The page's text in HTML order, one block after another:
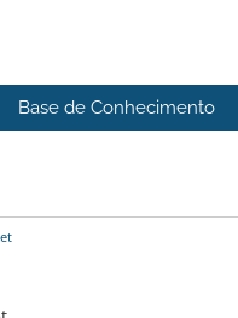
Base de Conhecimento